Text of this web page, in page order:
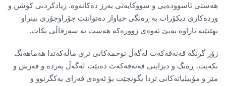
هەستی ئاسوودەیی و سووکایەتی بەرز دەکاتەوە. زیادکردنی کوشن و
وردەکاری دیکۆرات بە ڕەنگی جیاواز دەتوانێت جۆراوجۆری بینراو
بهێنێتە ئاراوە بەبێ ئەوەی ژوورەکە هەست بە سەرقاڵی بکات.
زۆر گرنگە قەنەفەکەت لەگەڵ توخمەکانی تری ماڵەکەتدا هەماهەنگ
بکەیت. ڕەنگ و دیزاینی قەنەفەکەت دەبێت لەگەڵ پەردە و فەرش و
مێز و مۆبیلیاتەکانی تردا بگونجێت بۆ ئەوەی فەزای یەکگرتوو و